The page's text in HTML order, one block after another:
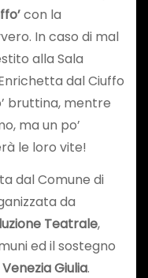
con la
In caso di mal
alla Sala
dal Ciuffo
bruttina, mentre
ma un po’
le loro vite!
dal Comune di
da
Teatrale,
ed il sostegno
Giulia.